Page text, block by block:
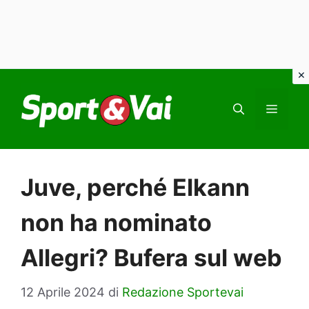
contenuto
Juve, perché Elkann
non ha nominato
Allegri? Bufera sul web
12 Aprile 2024 di Redazione Sportevai